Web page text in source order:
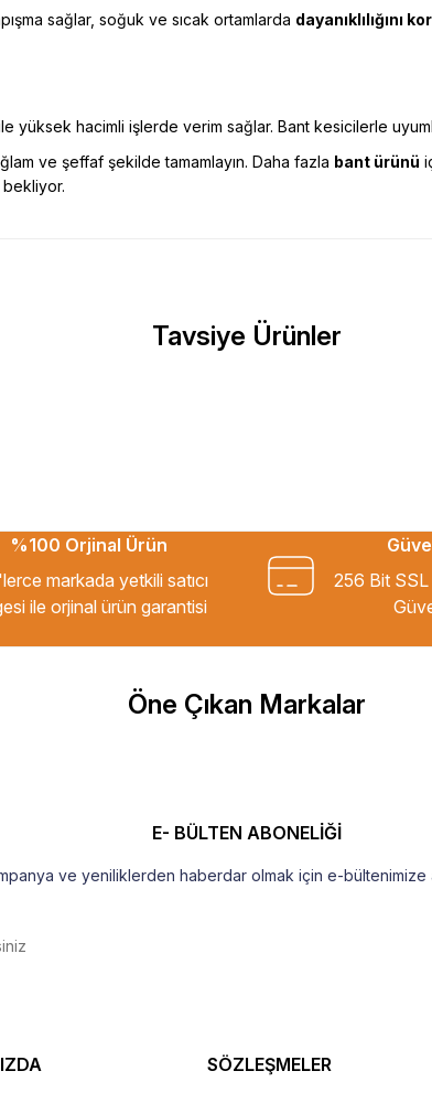
sağlar, soğuk ve sıcak ortamlarda dayanıklılığını
yüksek hacimli işlerde verim sağlar. Bant kesicilerle
ve şeffaf şekilde tamamlayın. Daha fazla bant ürünü
bekliyor.
ederim.
Tavsiye Ürünler
%100 Orjinal Ürün
markada yetkili satıcı
ile orjinal ürün garantisi
256 Bit SSL
Öne Çıkan Markalar
E- BÜLTEN ABONELİĞİ
ve yeniliklerden haberdar olmak için e-bültenimize
SÖZLEŞMELER